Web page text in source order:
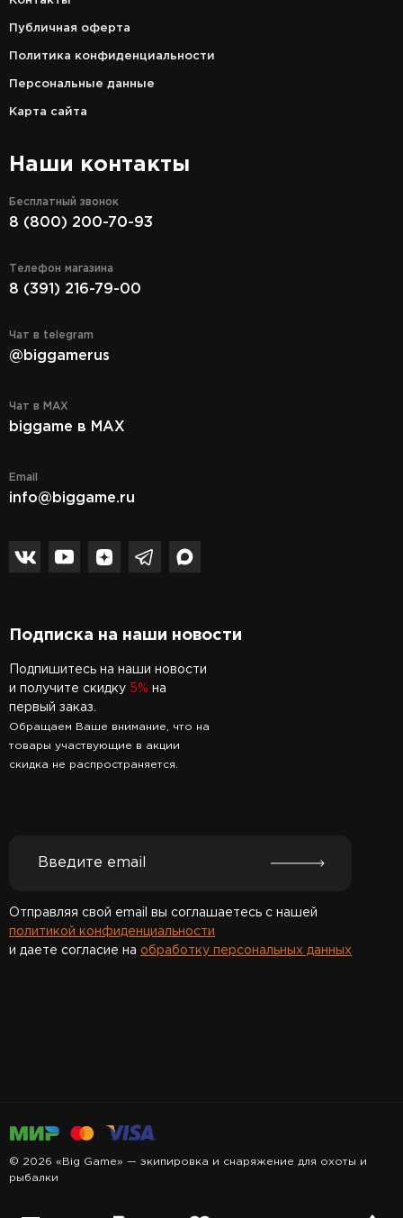
Публичная оферта
Политика конфиденциальности
Персональные данные
Карта сайта
Наши контакты
Бесплатный звонок
8 (800) 200-70-93
Телефон магазина
8 (391) 216-79-00
Чат в telegram
@biggamerus
Чат в MAX
biggame в MAX
Email
info@biggame.ru
Подписка на наши новости
Подпишитесь на наши новости
и получите скидку 5% на
первый заказ.
Обращаем Ваше внимание, что на
товары участвующие в акции
скидка не распространяется.
Отправляя свой email вы соглашаетесь с нашей
политикой конфиденциальности
и даете согласие на обработку персональных данных
© 2026 «Big Game» — экипировка и снаряжение для охоты и
рыбалки